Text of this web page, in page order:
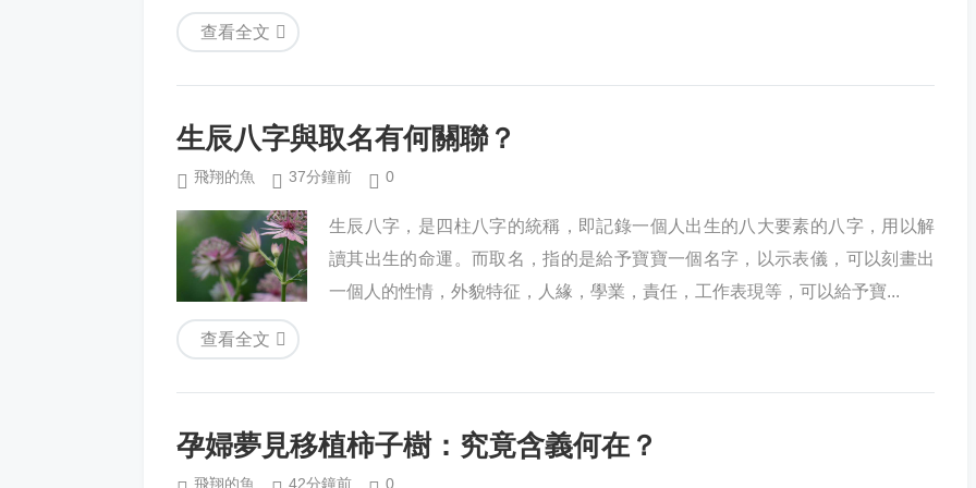
查看全文
生辰八字與取名有何關聯？
飛翔的魚 37分鐘前 0
生辰八字，是四柱八字的統稱，即記錄一個人出生的八大要素的八字，用以解
讀其出生的命運。而取名，指的是給予寶寶一個名字，以示表儀，可以刻畫出
一個人的性情，外貌特征，人緣，學業，責任，工作表現等，可以給予寶...
查看全文
孕婦夢見移植柿子樹：究竟含義何在？
飛翔的魚 42分鐘前 0